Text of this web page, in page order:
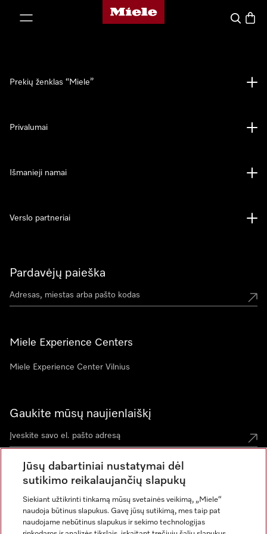
"Miele" pradžios tinklalapis
Paieška
Pardavėjų paieška
Miele Experience Centers
Miele Experience Center Vilnius
Gaukite mūsų naujienlaiškį
Prekių ženklas “Miele”
Privalumai
Išmanieji namai
Verslo partneriai
Jūsų dabartiniai nustatymai dėl
sutikimo reikalaujančių slapukų
Siekiant užtikrinti tinkamą mūsų svetainės veikimą, „Miele“
naudoja būtinus slapukus. Gavę jūsų sutikimą, mes taip pat
naudojame nebūtinus slapukus ir sekimo technologijas